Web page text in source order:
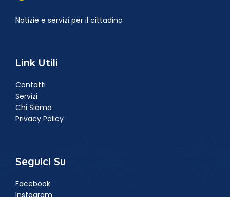
Notizie e servizi per il cittadino
Link Utili
Contatti
Servizi
Chi Siamo
Privacy Policy
Seguici Su
Facebook
Instagram